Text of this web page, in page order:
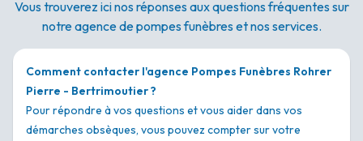
Vous trouverez ici nos réponses aux questions fréquentes sur
notre agence de pompes funèbres et nos services.
Comment contacter l'agence Pompes Funèbres Rohrer
Pierre - Bertrimoutier ?
Pour répondre à vos questions et vous aider dans vos
démarches obsèques, vous pouvez compter sur votre